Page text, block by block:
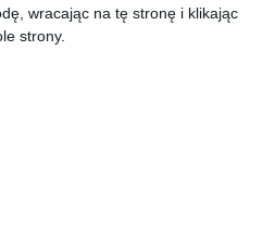
wracając na tę stronę i klikając
strony.
przejdź do
sklepu
przejdź do
sklepu